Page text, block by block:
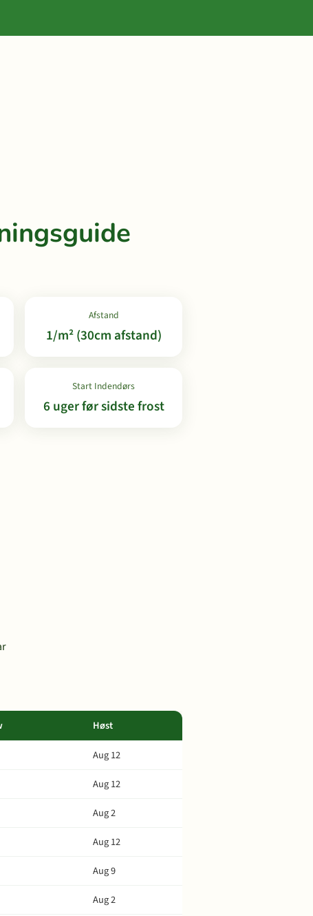
Afstand
1/m² (30cm afstand)
Start Indendørs
6 uger før sidste frost
Høst
Aug 12
Aug 12
Aug 2
Aug 12
Aug 9
Aug 2